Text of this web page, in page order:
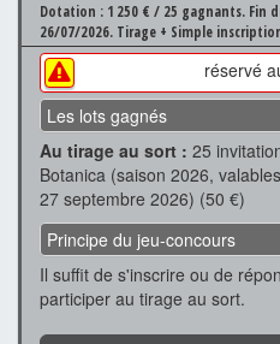
Dotation : 1 250 € / 25 gagnants. Fin
26/07/2026. Tirage + Simple
réservé
Les lots gagnés
Au tirage au sort : 25
Botanica (saison 2026,
27 septembre 2026) (50 €)
Principe du jeu-concours
Il suffit de s'inscrire ou de
participer au tirage au sort.